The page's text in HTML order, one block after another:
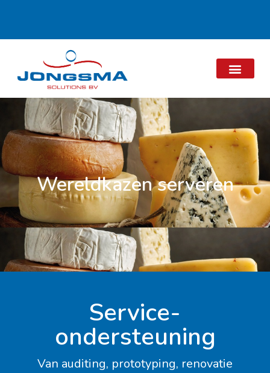
Wereldkazen serveren
Service-
ondersteuning
Van auditing, prototyping, renovatie